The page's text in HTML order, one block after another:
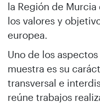
la Región de
los valores y
europea.
Uno de los
muestra es su
transversal e
reúne trabajos